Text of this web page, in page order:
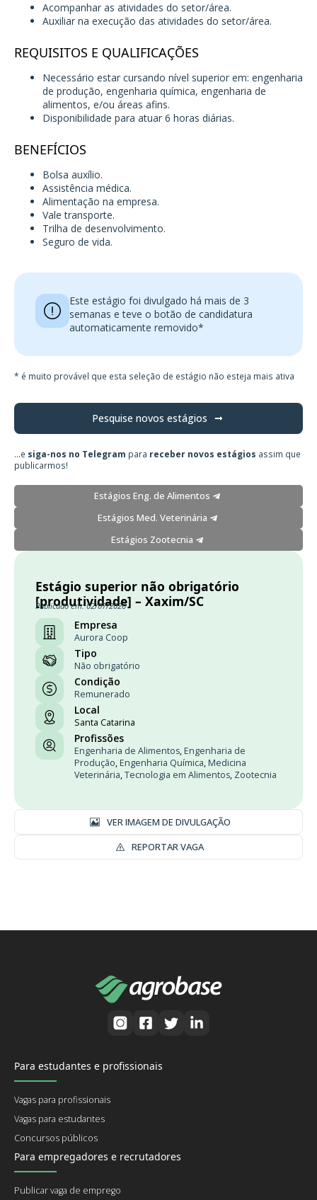
Acompanhar as atividades do setor/área.
Auxiliar na execução das atividades do setor/área.
REQUISITOS E QUALIFICAÇÕES
Necessário estar cursando nível superior em: engenharia
de produção, engenharia química, engenharia de
alimentos, e/ou áreas afins.
Disponibilidade para atuar 6 horas diárias.
BENEFÍCIOS
Bolsa auxílio.
Assistência médica.
Alimentação na empresa.
Vale transporte.
Trilha de desenvolvimento.
Seguro de vida.
Este estágio foi divulgado há mais de 3
semanas e teve o botão de candidatura
automaticamente removido*
* é muito provável que esta seleção de estágio não esteja mais ativa
Pesquise novos estágios
...e siga-nos no Telegram para receber novos estágios assim que
publicarmos!
Estágios Eng. de Alimentos
Estágios Med. Veterinária
Estágios Zootecnia
Estágio superior não obrigatório
[produtividade] – Xaxim/SC
Publicado em: 02/07/2026
Empresa
Aurora Coop
Tipo
Não obrigatório
Condição
Remunerado
Local
Santa Catarina
Profissões
Engenharia de Alimentos, Engenharia de
Produção, Engenharia Química, Medicina
Veterinária,Tecnologia em Alimentos, Zootecnia
VER IMAGEM DE DIVULGAÇÃO
REPORTAR VAGA
Para estudantes e profissionais
Vagas para profissionais
Vagas para estudantes
Concursos públicos
Para empregadores e recrutadores
Publicar vaga de emprego